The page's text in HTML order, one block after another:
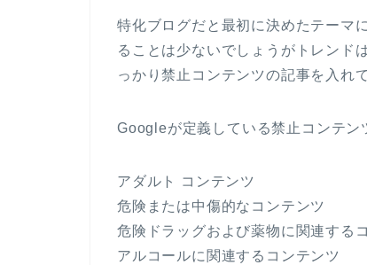
特化ブログだと最初に決めたテーマ
ることは少ないでしょうがトレンド
っかり禁止コンテンツの記事を入れ
Googleが定義している禁止コンテン
アダルト コンテンツ
危険または中傷的なコンテンツ
危険ドラッグおよび薬物に関連する
アルコールに関連するコンテンツ